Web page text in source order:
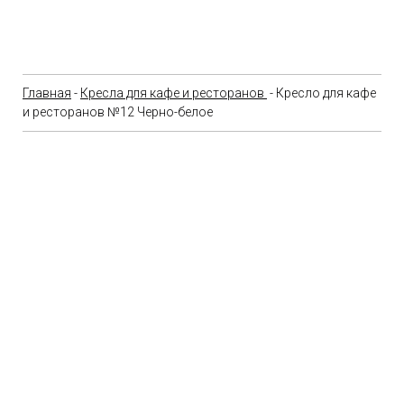
Главная - Кресла для кафе и ресторанов - Кресло для кафе
и ресторанов №12 Черно-белое